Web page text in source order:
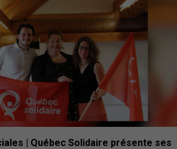
| Québec Solidaire présente ses